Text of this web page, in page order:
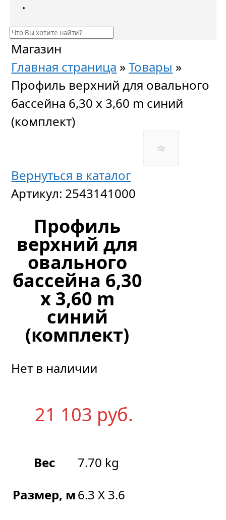
Магазин
Главная страница »Товары »
Профиль верхний для овального
бассейна 6,30 x 3,60 m синий
(комплект)
Вернуться в каталог
Артикул: 2543141000
Профиль
верхний для
овального
бассейна 6,30
x 3,60 m
синий
(комплект)
Нет в наличии
21 103 руб.
Вес
7.70 kg
Размер, м6.3 Х 3.6